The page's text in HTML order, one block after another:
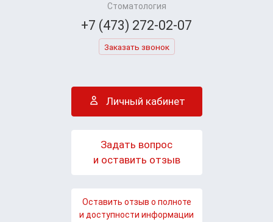
Стоматология
+7 (473) 272-02-07
Заказать звонок
Личный кабинет
Задать вопрос
и оставить отзыв
Оставить отзыв о полноте
и доступности информации